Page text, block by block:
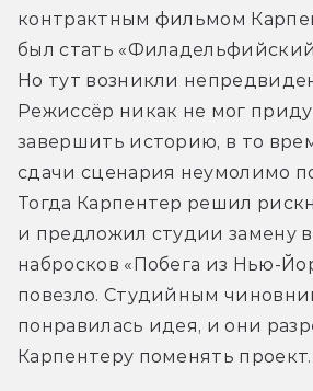
контрактным фильмом
был стать
Но тут возникли
Режиссёр никак не мог
завершить историю, в то
сдачи сценария неумолимо
Тогда Карпентер решил
и предложил студии замену
набросков «Побега из Нью-
повезло. Студийным
понравилась идея, и они
Карпентеру поменять проект.